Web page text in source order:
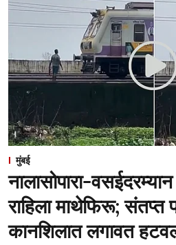
मुंबई
नालासोपारा-
राहिला माथेफिरू; संतप्त
कानशिलात लगावत